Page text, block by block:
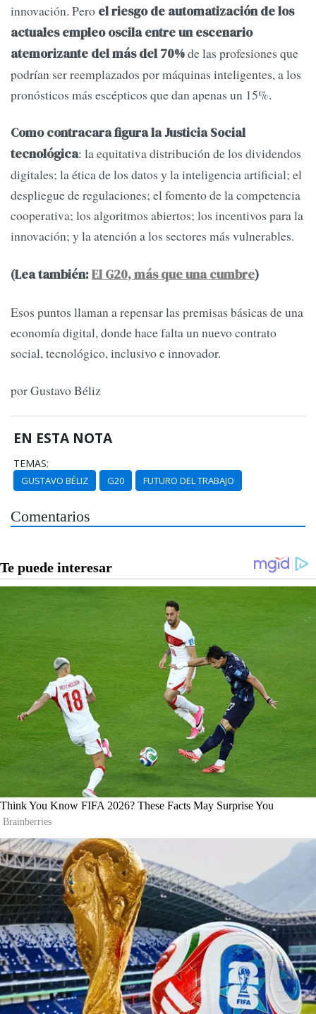
innovación. Pero el riesgo de automatización de los
actuales empleo oscila entre un escenario
atemorizante del más del 70%de las profesiones que
podrían ser reemplazados por máquinas inteligentes, a los
pronósticos más escépticos que dan apenas un 15%.
Como contracara figura la Justicia Social
tecnológica: la equitativa distribución de los dividendos
digitales; la ética de los datos y la inteligencia artificial; el
despliegue de regulaciones; el fomento de la competencia
cooperativa; los algoritmos abiertos; los incentivos para la
innovación; y la atención a los sectores más vulnerables.
(Lea también:El G20, más que una cumbre)
Esos puntos llaman a repensar las premisas básicas de una
economía digital, donde hace falta un nuevo contrato
social, tecnológico, inclusivo e innovador.
por Gustavo Béliz
EN ESTA NOTA
TEMAS:
GUSTAVO BÉLIZ G20 FUTURO DEL TRABAJO
Comentarios